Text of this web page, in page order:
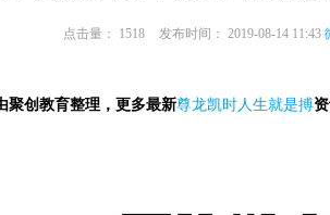
点击量： 1518 发布时间： 2019-08-14 11:43
创教育整理，更多最新尊龙凯时人生就是搏